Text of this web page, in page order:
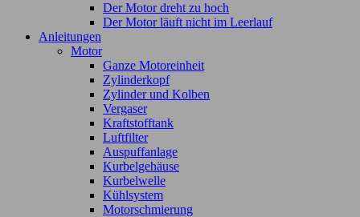
Der Motor dreht zu hoch
Der Motor läuft nicht im Leerlauf
Anleitungen
Motor
Ganze Motoreinheit
Zylinderkopf
Zylinder und Kolben
Vergaser
Kraftstofftank
Luftfilter
Auspuffanlage
Kurbelgehäuse
Kurbelwelle
Kühlsystem
Motorschmierung